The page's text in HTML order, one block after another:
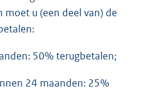
u (een deel van) de
50% terugbetalen;
24 maanden: 25%